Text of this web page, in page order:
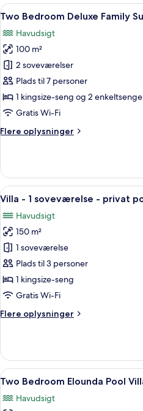
view
Deluxe
suite
Garden
or
Sea
view
Indlæs
alle
billeder
af
Two
Bedroom
Deluxe
Family
with
11
Two Bedroom Deluxe Family
Havudsigt
100 m²
2 soveværelser
Plads til 7 personer
1 kingsize-seng og 2 enkeltsenge
Gratis Wi-Fi
Flere oplysninger
Flere
Bedroom
Deluxe
Family
with
Sea
View
Indlæs
alle
billeder
af
Villa
-
1
soveværelse
privat
9
Villa - 1 soveværelse - privat
Havudsigt
150 m²
1 soveværelse
Plads til 3 personer
1 kingsize-seng
Gratis Wi-Fi
Flere oplysninger
Flere
-
soveværelse
privat
Indlæs
alle
billeder
10
Two Bedroom Elounda Pool
Havudsigt